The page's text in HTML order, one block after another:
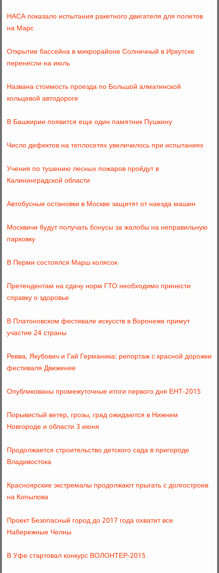
НАСА показало испытания ракетного двигателя для полетов
на Марс
Открытие бассейна в микрорайоне Солнечный в Иркутске
перенесли на июль
Названа стоимость проезда по Большой алматинской
кольцевой автодороге
В Башкирии появится еще один памятник Пушкину
Число дефектов на теплосетях увеличилось при испытаниях
Учения по тушению лесных пожаров пройдут в
Калининградской области
Автобусные остановки в Москве защитят от наезда машин
Москвичи будут получать бонусы за жалобы на неправильную
парковку
В Перми состоялся Марш колясок
Претендентам на сдачу норм ГТО необходимо принести
справку о здоровье
В Платоновском фестивале искусств в Воронеже примут
участие 24 страны
Ревва, Якубович и Гай Германика: репортаж с красной дорожки
фестиваля Движение
Опубликованы промежуточные итоги первого дня ЕНТ-2015
Порывистый ветер, грозы, град ожидаются в Нижнем
Новгороде и области 3 июня
Продолжается строительство детского сада в пригороде
Владивостока
Красноярские экстремалы продолжают прыгать с долгостроев
на Копылова
Проект Безопасный город до 2017 года охватит все
Набережные Челны
В Уфе стартовал конкурс ВОЛОНТЕР-2015